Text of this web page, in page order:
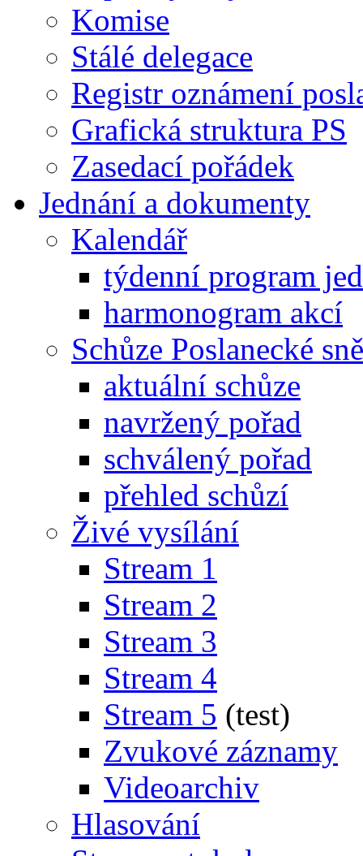
Komise
Stálé delegace
Registr oznámení
Grafická struktura PS
Zasedací pořádek
Jednání a dokumenty
Kalendář
týdenní program
harmonogram akcí
Schůze Poslanecké
aktuální schůze
navržený pořad
schválený pořad
přehled schůzí
Živé vysílání
Stream 1
Stream 2
Stream 3
Stream 4
Stream 5 (test)
Zvukové záznamy
Videoarchiv
Hlasování